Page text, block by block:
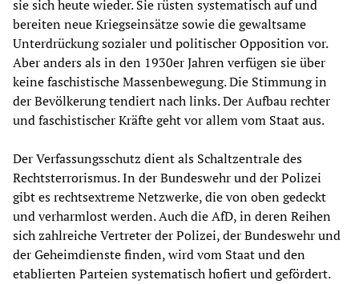
sie sich heute wieder. Sie rüsten systematisch auf und
bereiten neue Kriegseinsätze sowie die gewaltsame
Unterdrückung sozialer und politischer Opposition vor.
Aber anders als in den 1930er Jahren verfügen sie über
keine faschistische Massenbewegung. Die Stimmung in
der Bevölkerung tendiert nach links. Der Aufbau rechter
und faschistischer Kräfte geht vor allem vom Staat aus.
Der Verfassungsschutz dient als Schaltzentrale des
Rechtsterrorismus. In der Bundeswehr und der Polizei
gibt es rechtsextreme Netzwerke, die von oben gedeckt
und verharmlost werden. Auch die AfD, in deren Reihen
sich zahlreiche Vertreter der Polizei, der Bundeswehr und
der Geheimdienste finden, wird vom Staat und den
etablierten Parteien systematisch hofiert und gefördert.